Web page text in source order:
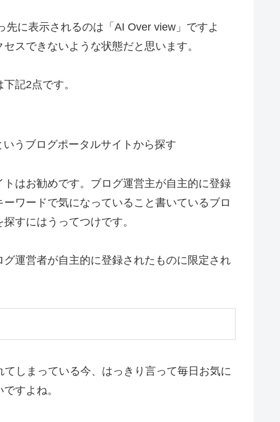
に表示されるのは「AI Over view」ですよ
スできないような状態だと思います。
記2点です。
いうブログポータルサイトから探す
はお勧めです。ブログ運営主が自主的に登録
ワードで気になっていること書いているブロ
すにはうってつけです。
運営者が自主的に登録されたものに限定され
しまっている今、はっきり言って毎日お気に
すよね。